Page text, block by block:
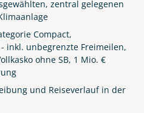
zentral gelegenen
Compact,
inkl. unbegrenzte Freimeilen,
ohne SB, 1 Mio. €
und Reiseverlauf in der